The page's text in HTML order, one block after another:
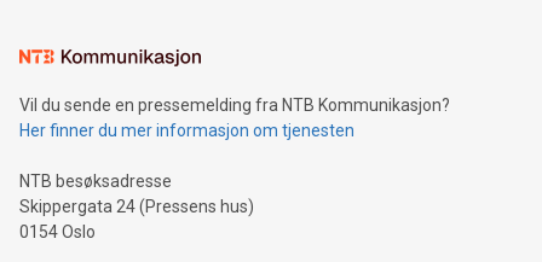
Vil du sende en pressemelding fra NTB Kommunikasjon?
Her finner du mer informasjon om tjenesten
NTB besøksadresse
Skippergata 24 (Pressens hus)
0154 Oslo